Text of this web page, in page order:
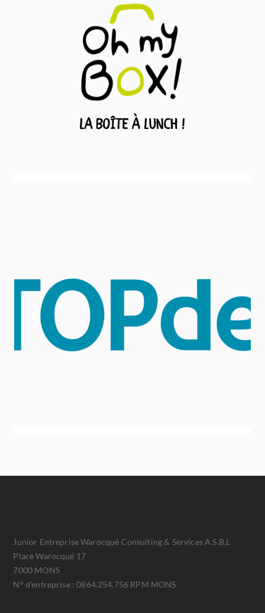
Junior Entreprise Warocqué Consulting & Services A.S.B.L
Place Warocqué 17
7000 MONS
N° d'entreprise : 0864.254.756 RPM MONS